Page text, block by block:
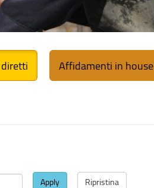
Affidamenti in house
Apply Ripristina